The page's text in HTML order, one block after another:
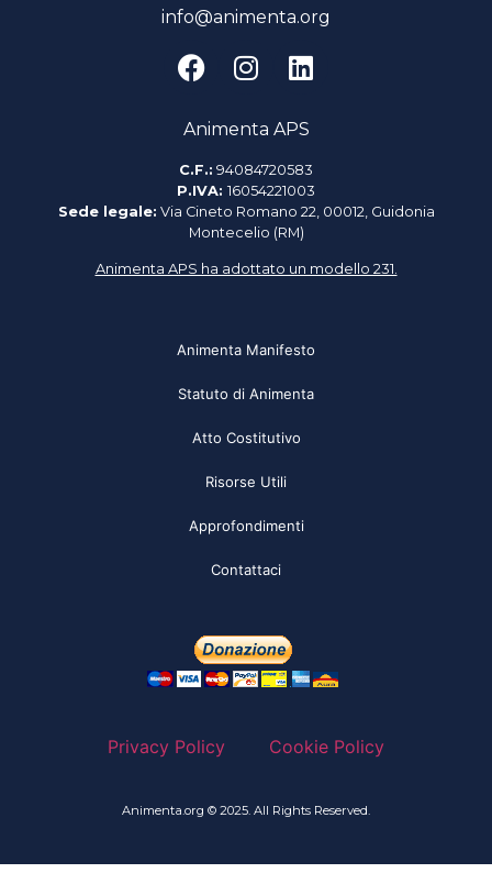
info@animenta.org
Animenta APS
C.F.: 94084720583
P.IVA: 16054221003
Sede legale: Via Cineto Romano 22, 00012, Guidonia
Montecelio (RM)
Animenta APS ha adottato un modello 231.
Animenta Manifesto
Statuto di Animenta
Atto Costitutivo
Risorse Utili
Approfondimenti
Contattaci
Privacy Policy Cookie Policy
Animenta.org © 2025. All Rights Reserved.